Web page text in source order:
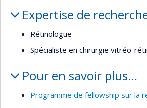
Expertise de
Rétinologue
Spécialiste en chirurgie vitréo-
Pour en savoir plus…
Programme de fellowship sur la